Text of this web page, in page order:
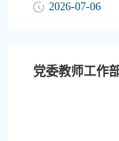
2026-07-06